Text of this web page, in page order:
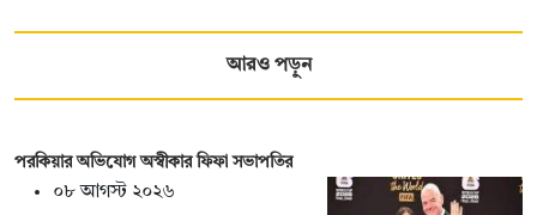
আরও পড়ুন
পরকিয়ার অভিযোগ অস্বীকার ফিফা সভাপতির
০৮ আগস্ট ২০২৬